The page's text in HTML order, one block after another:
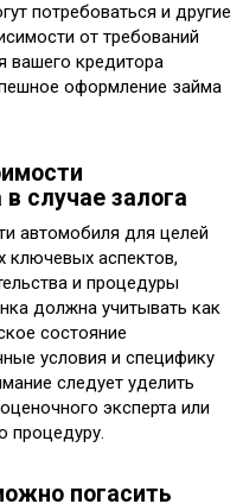
потребоваться и другие
от требований
вашего кредитора
оформление займа
случае залога
автомобиля для целей
ключевых аспектов,
и процедуры
должна учитывать как
состояние
условия и специфику
следует уделить
эксперта или
процедуру.
погасить